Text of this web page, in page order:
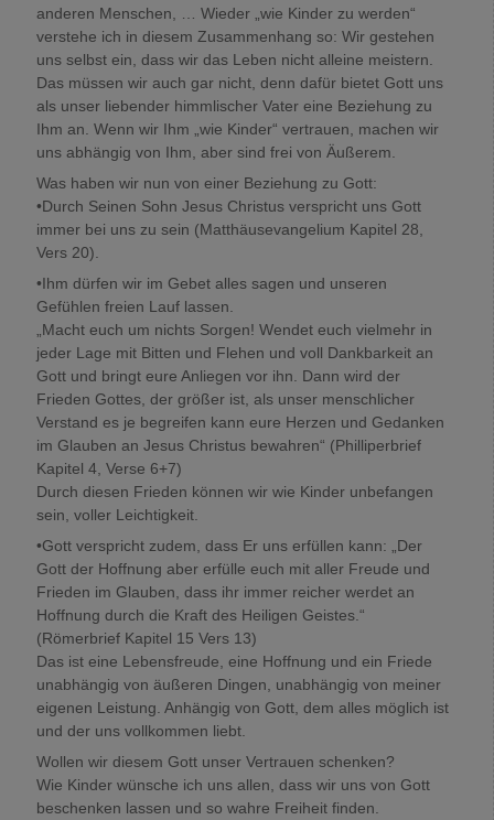
anderen Menschen, … Wieder „wie Kinder zu werden“
verstehe ich in diesem Zusammenhang so: Wir gestehen
uns selbst ein, dass wir das Leben nicht alleine meistern.
Das müssen wir auch gar nicht, denn dafür bietet Gott uns
als unser liebender himmlischer Vater eine Beziehung zu
Ihm an. Wenn wir Ihm „wie Kinder“ vertrauen, machen wir
uns abhängig von Ihm, aber sind frei von Äußerem.
Was haben wir nun von einer Beziehung zu Gott:
•Durch Seinen Sohn Jesus Christus verspricht uns Gott
immer bei uns zu sein (Matthäusevangelium Kapitel 28,
Vers 20).
•Ihm dürfen wir im Gebet alles sagen und unseren
Gefühlen freien Lauf lassen.
„Macht euch um nichts Sorgen! Wendet euch vielmehr in
jeder Lage mit Bitten und Flehen und voll Dankbarkeit an
Gott und bringt eure Anliegen vor ihn. Dann wird der
Frieden Gottes, der größer ist, als unser menschlicher
Verstand es je begreifen kann eure Herzen und Gedanken
im Glauben an Jesus Christus bewahren“ (Philliperbrief
Kapitel 4, Verse 6+7)
Durch diesen Frieden können wir wie Kinder unbefangen
sein, voller Leichtigkeit.
•Gott verspricht zudem, dass Er uns erfüllen kann: „Der
Gott der Hoffnung aber erfülle euch mit aller Freude und
Frieden im Glauben, dass ihr immer reicher werdet an
Hoffnung durch die Kraft des Heiligen Geistes.“
(Römerbrief Kapitel 15 Vers 13)
Das ist eine Lebensfreude, eine Hoffnung und ein Friede
unabhängig von äußeren Dingen, unabhängig von meiner
eigenen Leistung. Anhängig von Gott, dem alles möglich ist
und der uns vollkommen liebt.
Wollen wir diesem Gott unser Vertrauen schenken?
Wie Kinder wünsche ich uns allen, dass wir uns von Gott
beschenken lassen und so wahre Freiheit finden.